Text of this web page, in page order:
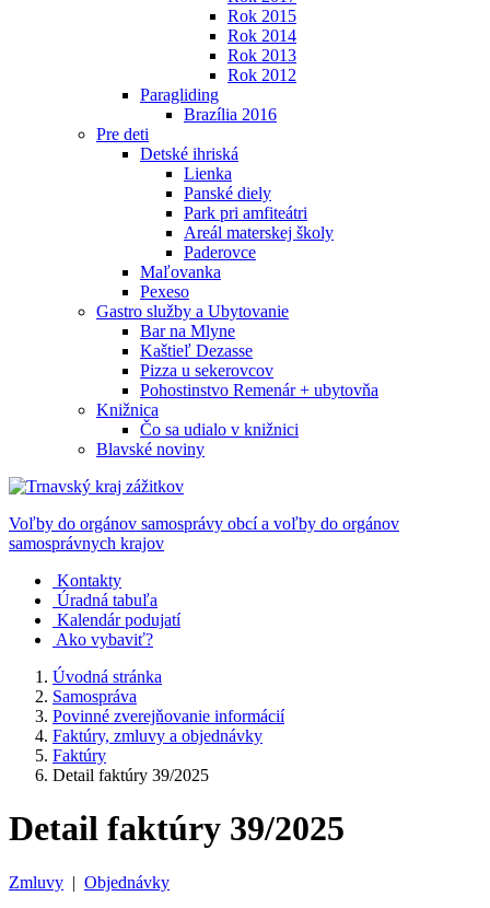
Rok 2015
Rok 2014
Rok 2013
Rok 2012
Paragliding
Brazília 2016
Pre deti
Detské ihriská
Lienka
Panské diely
Park pri amfiteátri
Areál materskej školy
Paderovce
Maľovanka
Pexeso
Gastro služby a Ubytovanie
Bar na Mlyne
Kaštieľ Dezasse
Pizza u sekerovcov
Pohostinstvo Remenár + ubytovňa
Knižnica
Čo sa udialo v knižnici
Blavské noviny
Voľby do orgánov samosprávy obcí a voľby do orgánov
samosprávnych krajov
Kontakty
Úradná tabuľa
Kalendár podujatí
Ako vybaviť?
Úvodná stránka
Samospráva
Povinné zverejňovanie informácií
Faktúry, zmluvy a objednávky
Faktúry
Detail faktúry 39/2025
Detail faktúry 39/2025
Zmluvy | Objednávky